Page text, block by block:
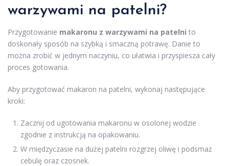
warzywami na patelni?
Przygotowanie makaronu z warzywami na patelni to
doskonały sposób na szybką i smaczną potrawę. Danie to
można zrobić w jednym naczyniu, co ułatwia i przyspiesza cały
proces gotowania.
Aby przygotować makaron na patelni, wykonaj następujące
kroki:
Zacznij od ugotowania makaronu w osolonej wodzie
zgodnie z instrukcją na opakowaniu.
W międzyczasie na dużej patelni rozgrzej oliwę i podsmaż
cebulę oraz czosnek.